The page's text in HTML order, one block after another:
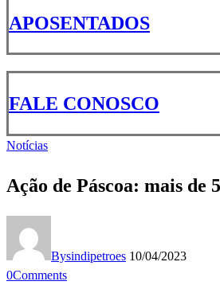
APOSENTADOS
FALE CONOSCO
Notícias
Ação de Páscoa: mais de
Bysindipetroes 10/04/2023
0Comments